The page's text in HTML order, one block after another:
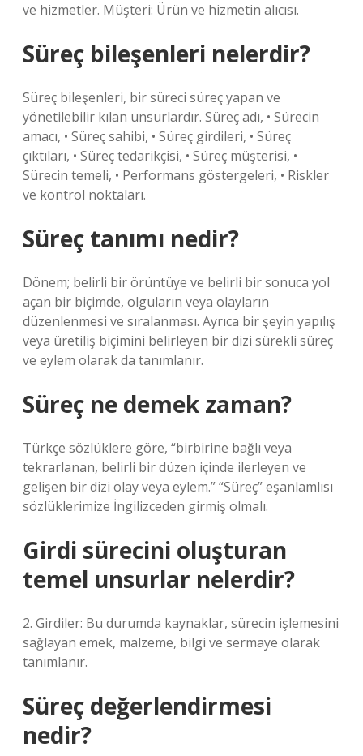
ve hizmetler. Müşteri: Ürün ve hizmetin alıcısı.
Süreç bileşenleri nelerdir?
Süreç bileşenleri, bir süreci süreç yapan ve
yönetilebilir kılan unsurlardır. Süreç adı, • Sürecin
amacı, • Süreç sahibi, • Süreç girdileri, • Süreç
çıktıları, • Süreç tedarikçisi, • Süreç müşterisi, •
Sürecin temeli, • Performans göstergeleri, • Riskler
ve kontrol noktaları.
Süreç tanımı nedir?
Dönem; belirli bir örüntüye ve belirli bir sonuca yol
açan bir biçimde, olguların veya olayların
düzenlenmesi ve sıralanması. Ayrıca bir şeyin yapılış
veya üretiliş biçimini belirleyen bir dizi sürekli süreç
ve eylem olarak da tanımlanır.
Süreç ne demek zaman?
Türkçe sözlüklere göre, “birbirine bağlı veya
tekrarlanan, belirli bir düzen içinde ilerleyen ve
gelişen bir dizi olay veya eylem.” “Süreç” eşanlamlısı
sözlüklerimize İngilizceden girmiş olmalı.
Girdi sürecini oluşturan
temel unsurlar nelerdir?
2. Girdiler: Bu durumda kaynaklar, sürecin işlemesini
sağlayan emek, malzeme, bilgi ve sermaye olarak
tanımlanır.
Süreç değerlendirmesi
nedir?